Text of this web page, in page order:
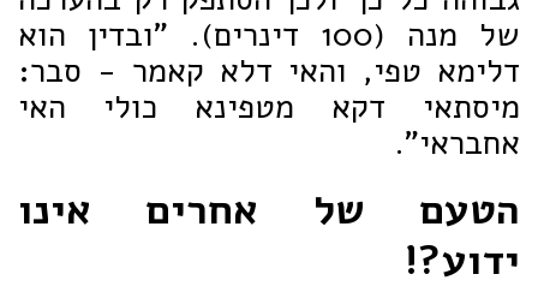
של מנה (100 דינרים). "ובדין הוא
דלימא טפי, והאי דלא קאמר - סבר:
מיסתאי דקא מטפינא כולי האי
אחבראי".
הטעם של אחרים אינו
ידוע?!